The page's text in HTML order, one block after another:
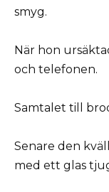
smyg.
När hon
och telefonen.
Samtalet till
Senare den
med ett glas